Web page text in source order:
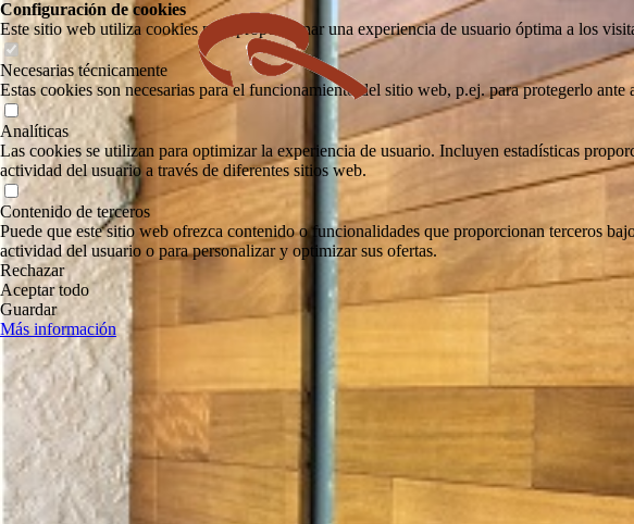
Configuración de cookies
Este sitio web utiliza cookies para proporcionar una experiencia de usuario óptima a los
Necesarias técnicamente
Estas cookies son necesarias para el funcionamiento del sitio web, p.ej. para protegerlo
Analíticas
Las cookies se utilizan para optimizar la experiencia de usuario. Incluyen estadísticas
actividad del usuario a través de diferentes sitios web.
Contenido de terceros
Puede que este sitio web ofrezca contenido o funcionalidades que proporcionan terceros
actividad del usuario o para personalizar y optimizar sus ofertas.
Rechazar
Aceptar todo
Guardar
Más información